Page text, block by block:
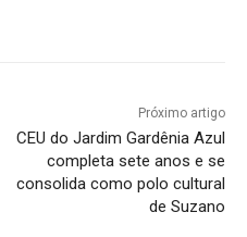
Próximo artigo
CEU do Jardim Gardênia Azul
completa sete anos e se
consolida como polo cultural
de Suzano